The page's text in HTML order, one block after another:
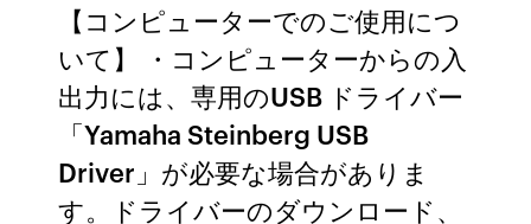
【コンピューターでのご使用につ
いて】 ・コンピューターからの入
出力には、専用のUSB ドライバー
「Yamaha Steinberg USB
Driver」が必要な場合がありま
す。ドライバーのダウンロード、